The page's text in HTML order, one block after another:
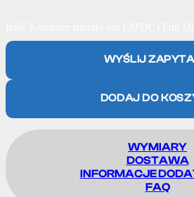
WYŚLIJ
DODAJ DO
WYMIARY
DOSTAWA
INFORMACJE
FAQ